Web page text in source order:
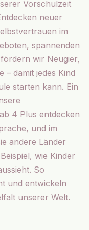
Vorschulzeit
neuer
im
spannenden
wir Neugier,
– damit jedes Kind
starten kann. Ein
4 Plus entdecken
und im
andere Länder
wie Kinder
So
und entwickeln
unserer Welt.